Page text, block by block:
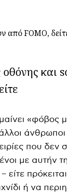
οθόνης
«φόβος
που δεν
με
είτε
ή να